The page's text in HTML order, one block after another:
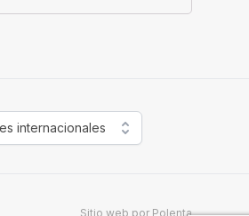
internacionales
Sitio web por Polenta